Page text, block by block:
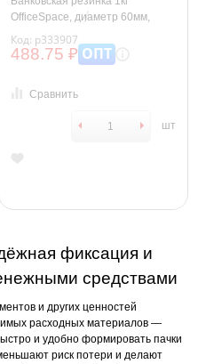
OfficeSpace, диаметр 60мм,
ассорти
Код: р333907
488.75 ₽ ОПТ
Сравнить
шт
фиксация и
средствами
и других ценностей
расходных материалов —
и удобно формировать пачки
риск потери и делают